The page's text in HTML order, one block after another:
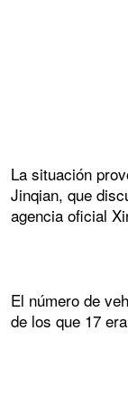
La situación
Jinqian, que
agencia oficial
El número de
de los que 17